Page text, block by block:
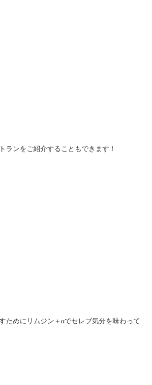
ランをご紹介することもできます！
ためにリムジン＋αでセレブ気分を味わって